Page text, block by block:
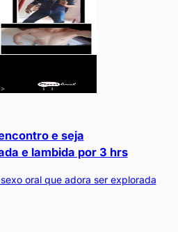
e seja
e lambida por 3 hrs
oral que adora ser explorada